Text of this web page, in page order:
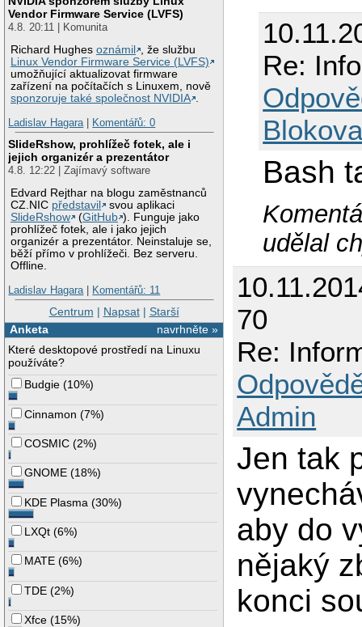
Vendor Firmware Service (LVFS)
4.8. 20:11 | Komunita
Richard Hughesoznámil
, že službu
Linux Vendor Firmware Service (LVFS)
umožňující aktualizovat firmware
zařízení na počítačích s Linuxem, nově
sponzoruje také společnost NVIDIA .
Ladislav Hagara| Komentářů: 0
SlideRshow, prohlížeč fotek, ale i
jejich organizér a prezentátor
4.8. 12:22 | Zajímavý software
Edvard Rejthar na blogu zaměstnanců
CZ.NIC představil
svou aplikaci
SlideRshow
(GitHub ). Funguje jako
prohlížeč fotek, ale i jako jejich
organizér a prezentátor. Neinstaluje se,
běží přímo v prohlížeči. Bez serveru.
Offline.
Ladislav Hagara| Komentářů: 11
Centrum | Napsat| Starší
navrhněte »
Anketa
Které desktopové prostředí na Linuxu
používáte?
Budgie (10%)
Cinnamon (7%)
COSMIC (2%)
GNOME (18%)
KDE Plasma (30%)
LXQt (6%)
MATE (6%)
TDE (2%)
Xfce (15%)
Re:
Bash
udělal
70
Re:
Admin
Jen tak
aby do
nějaký
konci